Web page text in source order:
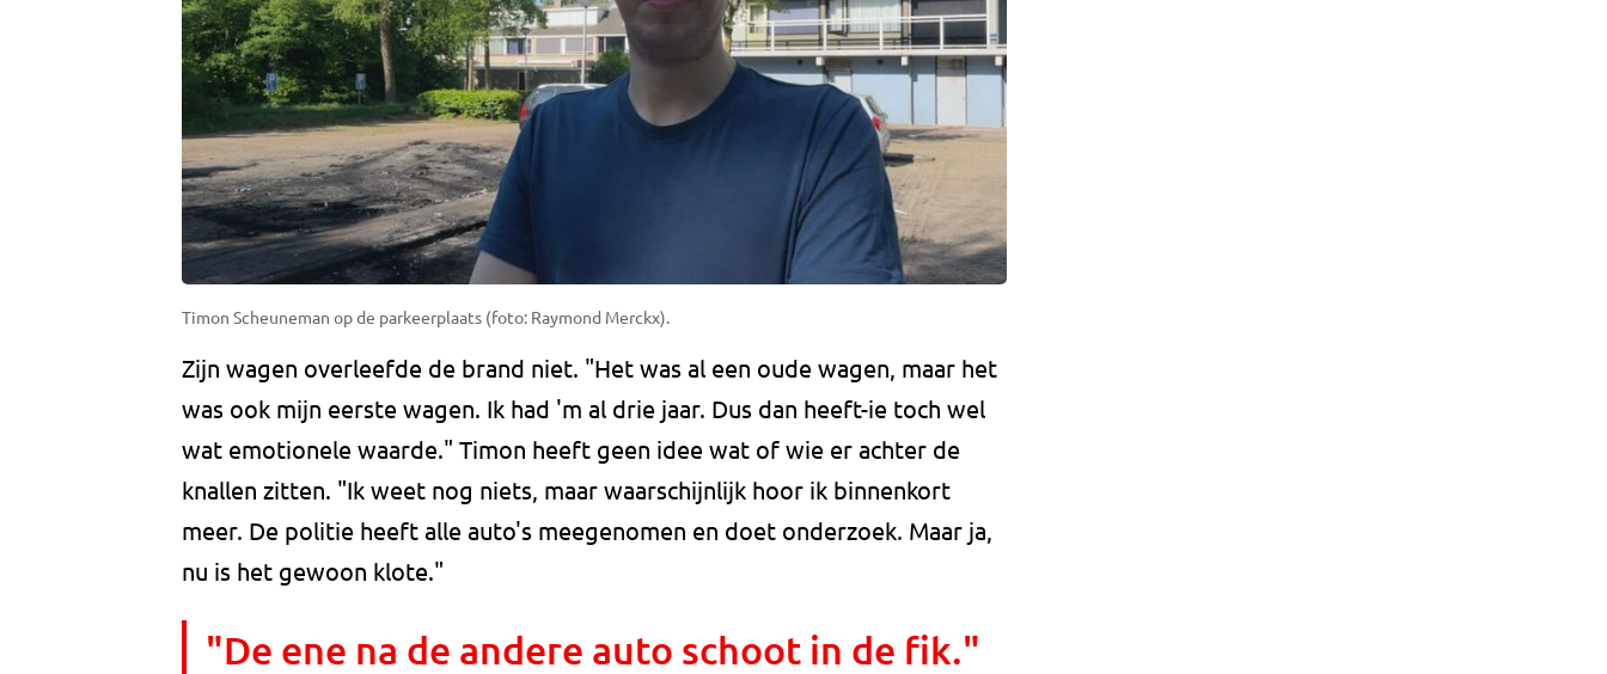
Timon Scheuneman op de parkeerplaats (foto: Raymond Merckx).
Zijn wagen overleefde de brand niet. "Het was al een oude wagen, maar het
was ook mijn eerste wagen. Ik had 'm al drie jaar. Dus dan heeft-ie toch wel
wat emotionele waarde." Timon heeft geen idee wat of wie er achter de
knallen zitten. "Ik weet nog niets, maar waarschijnlijk hoor ik binnenkort
meer. De politie heeft alle auto's meegenomen en doet onderzoek. Maar ja,
nu is het gewoon klote."
"De ene na de andere auto schoot in de fik."